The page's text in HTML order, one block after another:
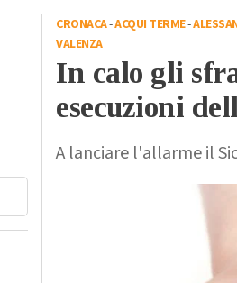
CRONACA-ACQUI TERME-
VALENZA
In calo gli
esecuzioni
A lanciare l'allarme il